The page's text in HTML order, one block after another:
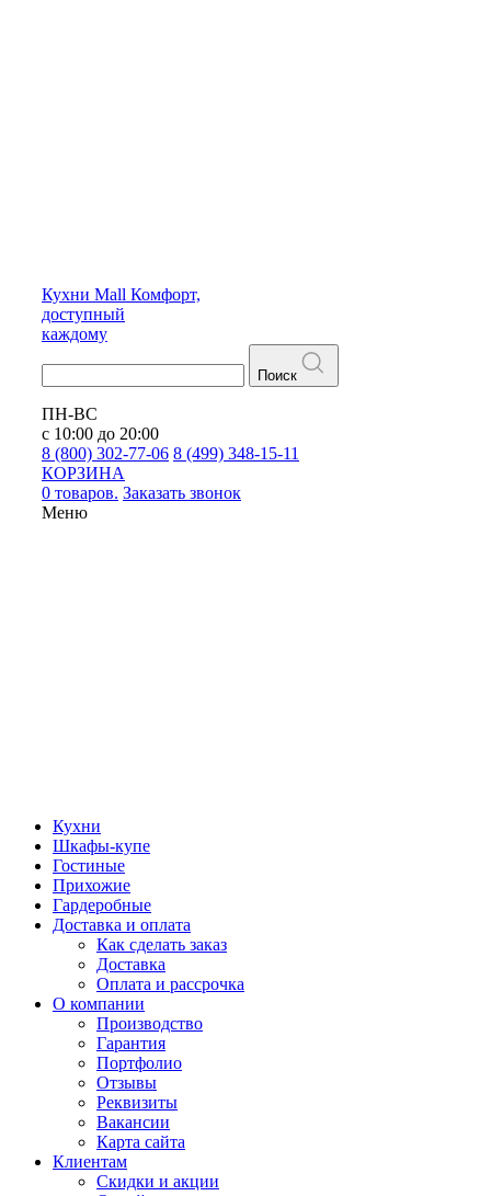
Кухни Mall Комфорт,
доступный
каждому
Поиск
ПН-ВС
с 10:00 до 20:00
8 (800) 302-77-06 8 (499) 348-15-11
КОРЗИНА
0 товаров. Заказать звонок
Меню
Кухни
Шкафы-купе
Гостиные
Прихожие
Гардеробные
Доставка и оплата
Как сделать заказ
Доставка
Оплата и рассрочка
О компании
Производство
Гарантия
Портфолио
Отзывы
Реквизиты
Вакансии
Карта сайта
Клиентам
Скидки и акции